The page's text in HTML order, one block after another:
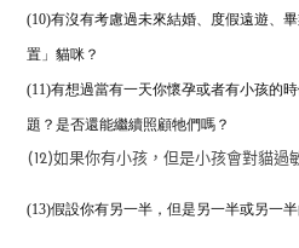
(10)有沒有考慮過未來結婚、度假遠遊、
置」貓咪？
(11)有想過當有一天你懷孕或者有小孩的時
題？是否還能繼續照顧牠們嗎？
(12)如果你有小孩，但是小孩會對貓過
(13)假設你有另一半，但是另一半或另一